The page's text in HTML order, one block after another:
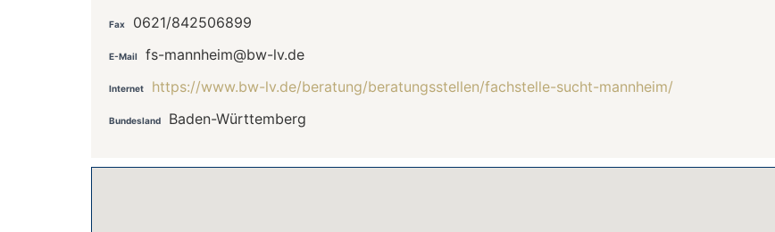
Fax 0621/842506899
E-Mail fs-mannheim@bw-lv.de
Internet https://www.bw-lv.de/beratung/beratungsstellen/fachstelle-sucht-mannheim/
Bundesland Baden-Württemberg